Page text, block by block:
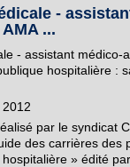
-
...
- assistant médico-
hospitalière :
par le syndicat
des carrières des
» édité